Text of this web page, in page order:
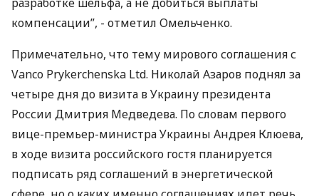
компенсации”, - отметил Омельченко.
Примечательно, что тему мирового соглашения с
Vanco Prykerchenska Ltd. Николай Азаров поднял за
четыре дня до визита в Украину президента
России Дмитрия Медведева. По словам первого
вице-премьер-министра Украины Андрея Клюева,
в ходе визита российского гостя планируется
подписать ряд соглашений в энергетической